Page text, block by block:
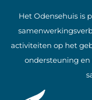
Het Odensehuis is
activiteiten op het
ondersteuning